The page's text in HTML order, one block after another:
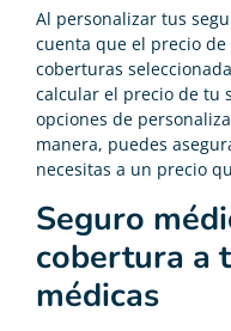
Al personalizar tus
cuenta que el precio
coberturas
calcular el precio de tu
opciones de
manera, puedes
necesitas a un precio
Seguro
cobertura a
médicas